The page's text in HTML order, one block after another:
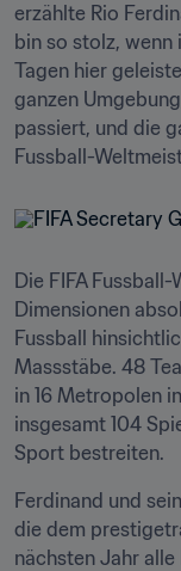
erzählte Rio
bin so stolz, wenn
Tagen hier
ganzen
passiert, und die
Fussball-
Die FIFA
Dimensionen
Fussball
Massstäbe. 48
in 16 Metropolen
insgesamt 104
Sport bestreiten.
Ferdinand und
die dem
nächsten Jahr